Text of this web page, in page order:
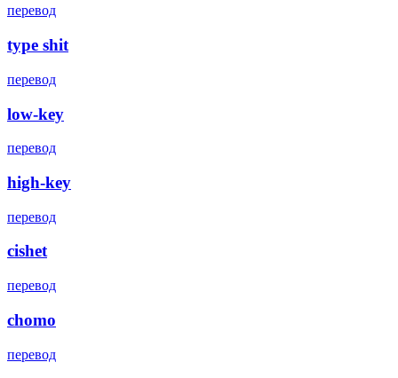
перевод
type shit
перевод
low-key
перевод
high-key
перевод
cishet
перевод
chomo
перевод